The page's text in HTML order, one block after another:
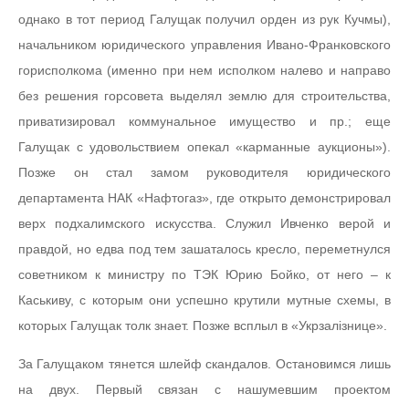
однако в тот период Галущак получил орден из рук Кучмы),
начальником юридического управления Ивано-Франковского
горисполкома (именно при нем исполком налево и направо
без решения горсовета выделял землю для строительства,
приватизировал коммунальное имущество и пр.; еще
Галущак с удовольствием опекал «карманные аукционы»).
Позже он стал замом руководителя юридического
департамента НАК «Нафтогаз», где открыто демонстрировал
верх подхалимского искусства. Служил Ивченко верой и
правдой, но едва под тем зашаталось кресло, переметнулся
советником к министру по ТЭК Юрию Бойко, от него – к
Каськиву, с которым они успешно крутили мутные схемы, в
которых Галущак толк знает. Позже всплыл в «Укрзалiзнице».
За Галущаком тянется шлейф скандалов. Остановимся лишь
на двух. Первый связан с нашумевшим проектом